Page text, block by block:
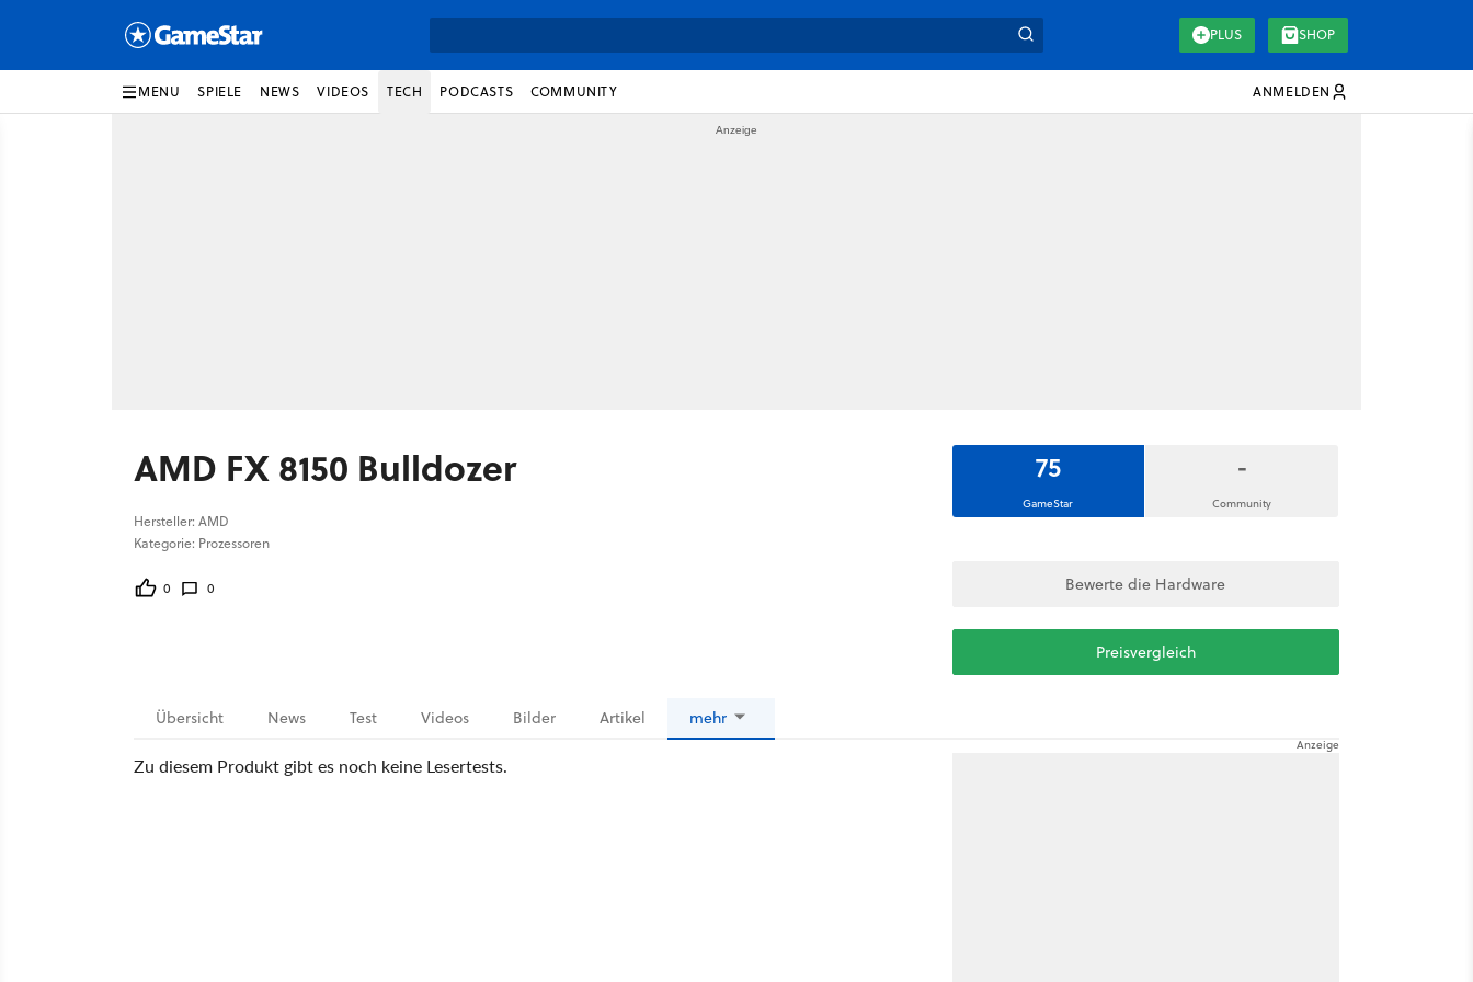
PLUS SHOP
MENU SPIELE NEWS VIDEOS TECH PODCASTS COMMUNITY ANMELDEN
AMD FX 8150 Bulldozer
Hersteller: AMD
Kategorie: Prozessoren
0 0
75
GameStar
-
Community
Bewerte die Hardware
Preisvergleich
Übersicht News Test Videos Bilder Artikel mehr
Zu diesem Produkt gibt es noch keine Lesertests.